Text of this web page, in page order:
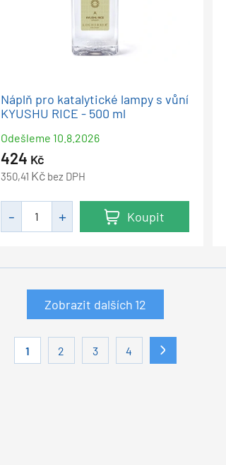
Náplň pro katalytické lampy s vůní
KYUSHU RICE - 500 ml
Odešleme 10.8.2026
424 Kč
350,41 Kč bez DPH
Koupit
1 2 3 4
Zobrazit dalších 12